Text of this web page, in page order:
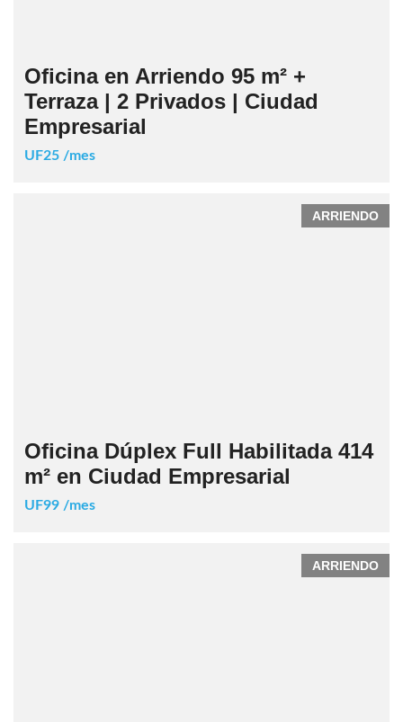
Oficina en Arriendo 95 m² +
Terraza | 2 Privados | Ciudad
Empresarial
UF25 /mes
ARRIENDO
Oficina Dúplex Full Habilitada 414
m² en Ciudad Empresarial
UF99 /mes
ARRIENDO